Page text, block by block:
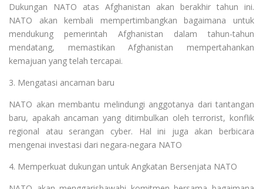
Dukungan NATO atas Afghanistan akan berakhir tahun ini.
NATO akan kembali mempertimbangkan bagaimana untuk
mendukung pemerintah Afghanistan dalam tahun-tahun
mendatang, memastikan Afghanistan mempertahankan
kemajuan yang telah tercapai.
3. Mengatasi ancaman baru
NATO akan membantu melindungi anggotanya dari tantangan
baru, apakah ancaman yang ditimbulkan oleh terrorist, konflik
regional atau serangan cyber. Hal ini juga akan berbicara
mengenai investasi dari negara-negara NATO
4. Memperkuat dukungan untuk Angkatan Bersenjata NATO